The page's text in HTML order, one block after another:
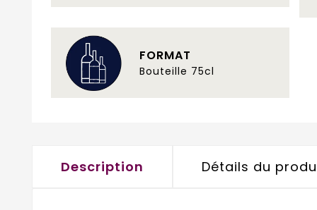
FORMAT
Bouteille 75cl
Description Détails du